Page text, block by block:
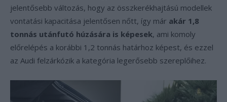
jelentősebb változás, hogy az összkerékhajtású modellek
vontatási kapacitása jelentősen nőtt, így már akár 1,8
tonnás utánfutó húzására is képesek, ami komoly
előrelépés a korábbi 1,2 tonnás határhoz képest, és ezzel
az Audi felzárkózik a kategória legerősebb szereplőihez.